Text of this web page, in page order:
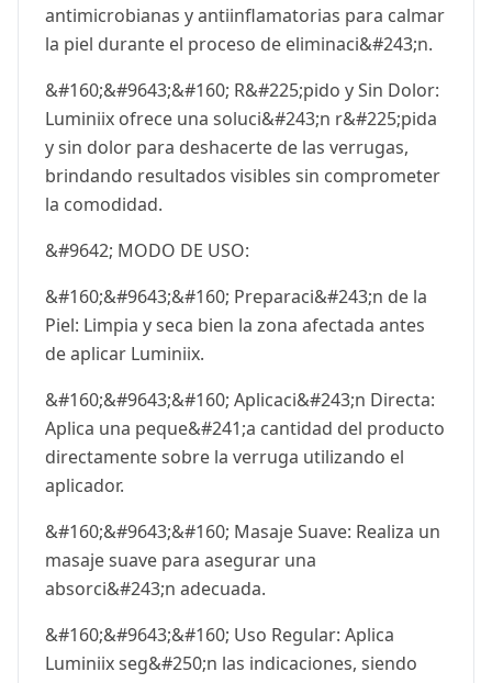
antimicrobianas y antiinflamatorias para calmar
la piel durante el proceso de eliminaci&#243;n.
&#160;&#9643;&#160; R&#225;pido y Sin Dolor:
Luminiix ofrece una soluci&#243;n r&#225;pida
y sin dolor para deshacerte de las verrugas,
brindando resultados visibles sin comprometer
la comodidad.
&#9642; MODO DE USO:
&#160;&#9643;&#160; Preparaci&#243;n de la
Piel: Limpia y seca bien la zona afectada antes
de aplicar Luminiix.
&#160;&#9643;&#160; Aplicaci&#243;n Directa:
Aplica una peque&#241;a cantidad del producto
directamente sobre la verruga utilizando el
aplicador.
&#160;&#9643;&#160; Masaje Suave: Realiza un
masaje suave para asegurar una
absorci&#243;n adecuada.
&#160;&#9643;&#160; Uso Regular: Aplica
Luminiix seg&#250;n las indicaciones, siendo